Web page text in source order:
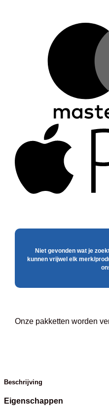
Niet gevonden wat je
kunnen vrijwel elk merk/
Onze pakketten worden
Beschrijving
Eigenschappen